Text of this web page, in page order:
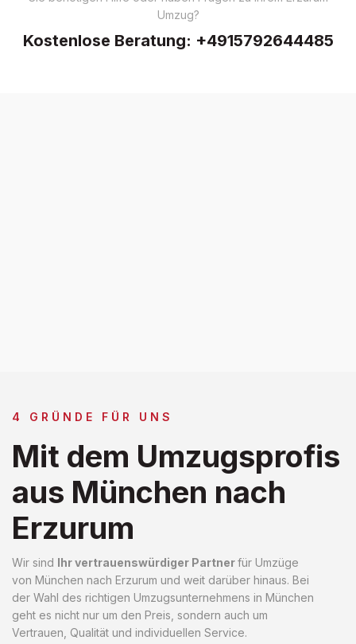
Umzug?
Kostenlose Beratung: +4915792644485
4 GRÜNDE FÜR UNS
Mit dem Umzugsprofis
aus München nach
Erzurum
Wir sind Ihr vertrauenswürdiger Partnerfür Umzüge
von München nach Erzurum und weit darüber hinaus. Bei
der Wahl des richtigen Umzugsunternehmens in München
geht es nicht nur um den Preis, sondern auch um
Vertrauen, Qualität und individuellen Service.